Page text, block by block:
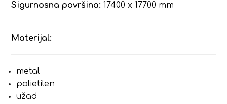
Sigurnosna površina: 17400 x 17700 mm
Materijal:
metal
polietilen
užad